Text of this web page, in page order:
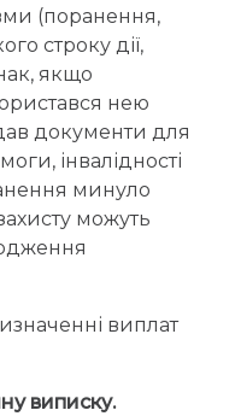
(поранення,
строку дії,
якщо
нею
документи для
інвалідності
минуло
можуть
виплат
виписку.